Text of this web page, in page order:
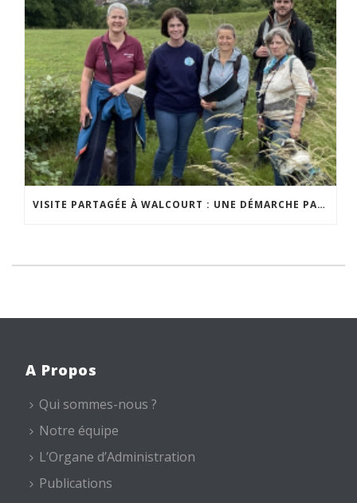
VISITE PARTAGÉE À WALCOURT : UNE DÉMARCHE PARTICIPATIVE ANIMÉE PAR ESPACE ENVIRONNEMENT
A Propos
Qui sommes-nous ?
Notre équipe
L’Organe d’Administration
Publications